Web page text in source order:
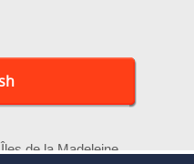
de la Madeleine